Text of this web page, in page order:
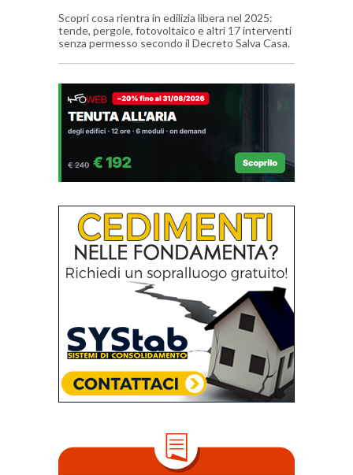
Scopri cosa rientra in edilizia libera nel 2025:
tende, pergole, fotovoltaico e altri 17 interventi
senza permesso secondo il Decreto Salva Casa.